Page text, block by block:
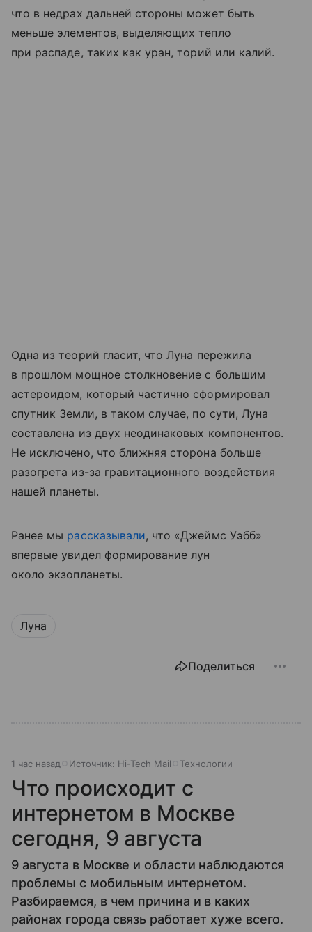
что в недрах дальней стороны может быть
меньше элементов, выделяющих тепло
при распаде, таких как уран, торий или калий.
Одна из теорий гласит, что Луна пережила
в прошлом мощное столкновение с большим
астероидом, который частично сформировал
спутник Земли, в таком случае, по сути, Луна
составлена из двух неодинаковых компонентов.
Не исключено, что ближняя сторона больше
разогрета из-за гравитационного воздействия
нашей планеты.
Ранее мы рассказывали, что «Джеймс Уэбб»
впервые увидел формирование лун
около экзопланеты.
Луна
Поделиться
1 час назад Источник: Hi-Tech Mail Технологии
Что происходит с
интернетом в Москве
сегодня, 9 августа
9 августа в Москве и области наблюдаются
проблемы с мобильным интернетом.
Разбираемся, в чем причина и в каких
районах города связь работает хуже всего.